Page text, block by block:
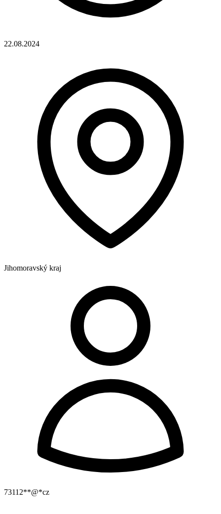
22.08.2024
Jihomoravský kraj
73112**@*cz